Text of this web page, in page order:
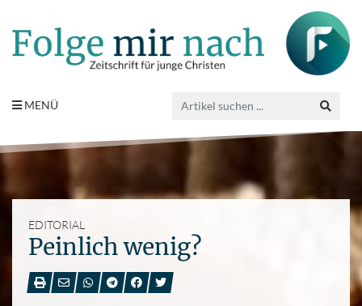
MENÜ
EDITORIAL
Peinlich wenig?